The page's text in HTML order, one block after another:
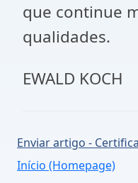
que continue
qualidades.
EWALD KOCH
Enviar artigo -
Início (Homepage)